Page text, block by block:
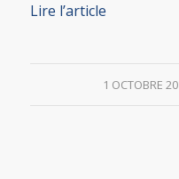
Lire l’article
1 OCTOBRE
/